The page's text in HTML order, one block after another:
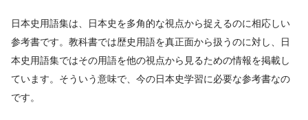
日本史用語集は、日本史を多角的な視点から捉えるのに相応しい
参考書です。教科書では歴史用語を真正面から扱うのに対し、日
本史用語集ではその用語を他の視点から見るための情報を掲載し
ています。そういう意味で、今の日本史学習に必要な参考書なの
です。